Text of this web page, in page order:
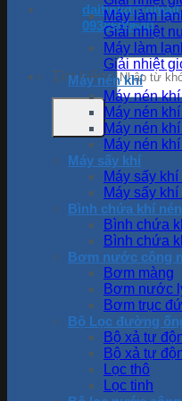
0938600640
Tìm kiếm:
Máy làm
Giải nhiệt
Máy làm
Giải nhiệt
Máy nén khí
Máy nén
Máy nén
Máy nén
Máy nén
Máy sấy khí
Máy sấy
Máy sấy khí
Bình chứa khí nén
Bình chứa
Bình chứa
Bơm nước công
Bơm màng
Bơm nước
Bơm trục
Bộ Lọc đường
Bộ xả tự
Bộ xả tự
Lọc thô
Lọc tinh